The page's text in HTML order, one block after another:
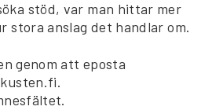
stöd, var man hittar mer
stora anslag det handlar om.
genom att eposta